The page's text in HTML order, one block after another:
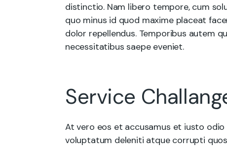
distinctio. Nam libero tempore, cum
quo minus id quod maxime placeat
dolor repellendus. Temporibus autem
necessitatibus saepe eveniet.
Service
At vero eos et accusamus et iusto
voluptatum deleniti atque corrupti